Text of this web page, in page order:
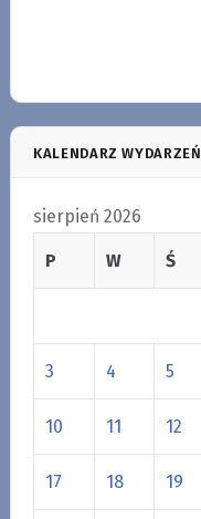
KALENDARZ WYDARZEŃ
sierpień 2026
P W Ś
3 4 5
10 11 12
17 18 19